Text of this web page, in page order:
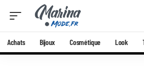
Achats Bijoux Cosmétique Look